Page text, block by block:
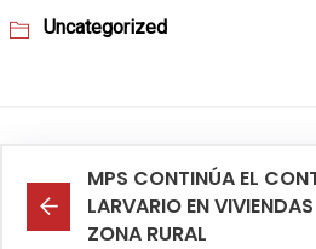
Uncategorized
MPS CONTINÚA EL
LARVARIO EN
ZONA RURAL